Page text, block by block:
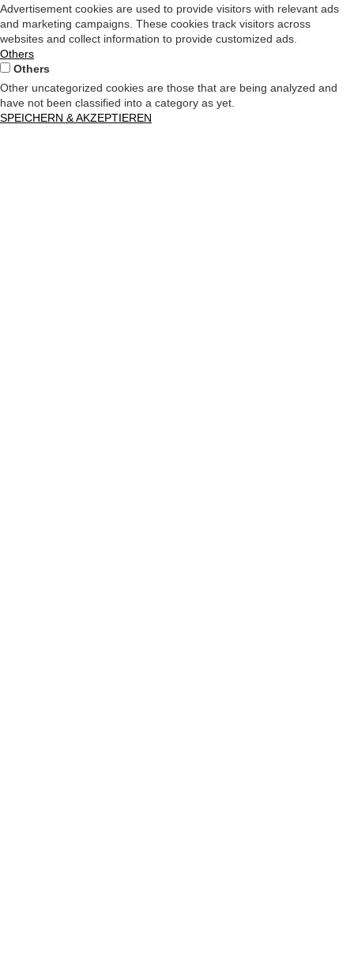
Advertisement cookies are used to provide visitors with relevant ads
and marketing campaigns. These cookies track visitors across
websites and collect information to provide customized ads.
Others
Others
Other uncategorized cookies are those that are being analyzed and
have not been classified into a category as yet.
SPEICHERN & AKZEPTIEREN